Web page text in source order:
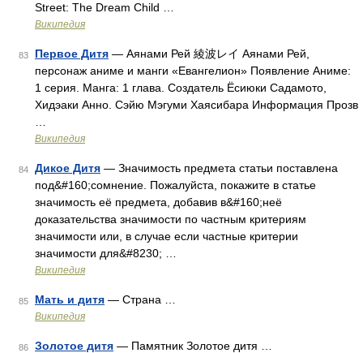
Street: The Dream Child …
Википедия
83 Первое Дитя — Аянами Рей 綾波レイ Аянами Рей,
персонаж аниме и манги «Евангелион» Появление Аниме:
1 серия. Манга: 1 глава. Создатель Ёсиюки Садамото,
Хидэаки Анно. Сэйю Мэгуми Хаясибара Информация Прозв
Википедия
84 Дикое Дитя — Значимость предмета статьи поставлена
под&#160;сомнение. Пожалуйста, покажите в статье
значимость её предмета, добавив в&#160;неё
доказательства значимости по частным критериям
значимости или, в случае если частные критерии
значимости для&#8230; …
Википедия
85 Мать и дитя — Страна …
Википедия
86 Золотое дитя — Памятник Золотое дитя …